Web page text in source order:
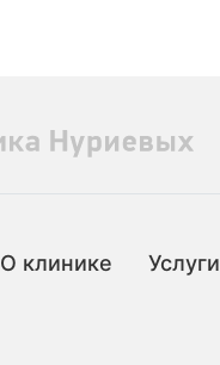
О клинике Услуги